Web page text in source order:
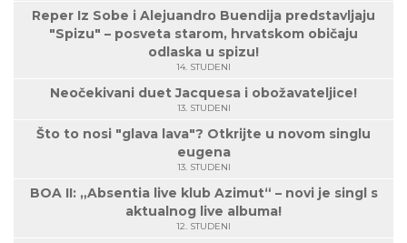
Reper Iz Sobe i Alejuandro Buendija predstavljaju
"Spizu" – posveta starom, hrvatskom običaju
odlaska u spizu!
14. STUDENI
Neočekivani duet Jacquesa i obožavateljice!
13. STUDENI
Što to nosi "glava lava"? Otkrijte u novom singlu
eugena
13. STUDENI
BOA II: „Absentia live klub Azimut“ – novi je singl s
aktualnog live albuma!
12. STUDENI